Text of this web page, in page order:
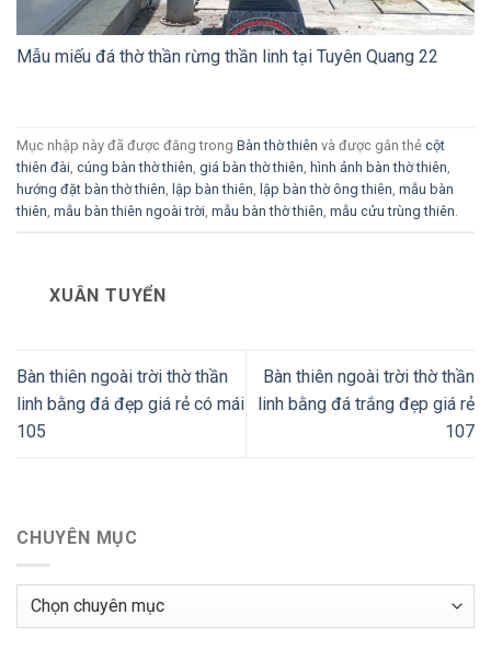
Mẫu miếu đá thờ thần rừng thần linh tại Tuyên Quang 22
Mục nhập này đã được đăng trong Bàn thờ thiên và được gắn thẻ cột
thiên đài, cúng bàn thờ thiên, giá bàn thờ thiên, hình ảnh bàn thờ thiên,
hướng đặt bàn thờ thiên, lập bàn thiên, lập bàn thờ ông thiên, mẫu bàn
thiên, mẫu bàn thiên ngoài trời, mẫu bàn thờ thiên, mẫu cửu trùng thiên.
XUÂN TUYỂN
Bàn thiên ngoài trời thờ thần
linh bằng đá đẹp giá rẻ có mái
105
Bàn thiên ngoài trời thờ thần
linh bằng đá trắng đẹp giá rẻ
107
CHUYÊN MỤC
Chuyên